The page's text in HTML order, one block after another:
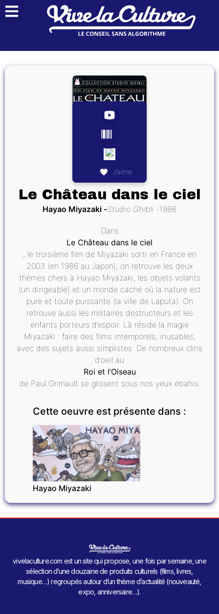
J’aime
Le Château dans le ciel
Hayao Miyazaki Studio Ghibli 1986
Dans
Le Château dans le ciel
, le troisième film de Miyazaki sorti en France en
2003 (en 1986 au Japon), on retrouve les deux
thèmes chers à Hayao Miyazaki, les objets volants
(un dirigeable) et un monde caché où la nature est
pure et toute puissante (la ville de Laputa). On
retrouve aussi les militaires destructeurs et les
enfants porteurs d’espoir. Là réside la magie
Miyazaki : faire des films intemporels, inusables,
avec des sujets aussi simplistes. De nombreux clins
d’oeil au
Roi et l’Oiseau
de Paul Grimault se glissent sous nos yeux ébahis.
Cette oeuvre est présente dans :
CINÉMA
Hayao Miyazaki
vivelaculture.com est un site qui propose, une fois par semaine, une
sélection d’une douzaine de produits culturels (films, livres,
musique…) regroupés autour d’un thème d’actualité (nouveauté,
expo, anniversaire…).